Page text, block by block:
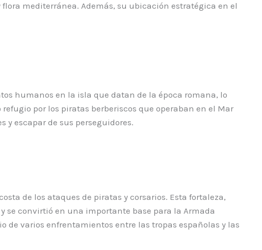
mediterránea. Además, su ubicación estratégica en el
humanos en la isla que datan de la época romana, lo
por los piratas berberiscos que operaban en el Mar
y escapar de sus perseguidores.
de los ataques de piratas y corsarios. Esta fortaleza,
se convirtió en una importante base para la Armada
de varios enfrentamientos entre las tropas españolas y las